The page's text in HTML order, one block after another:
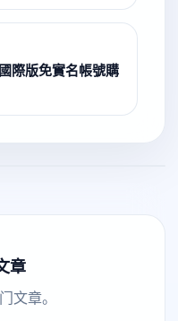
際版免實名帳號購
章
文章。